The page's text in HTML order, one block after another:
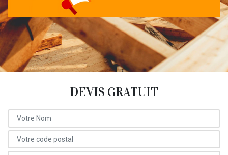
DEVIS GRATUIT